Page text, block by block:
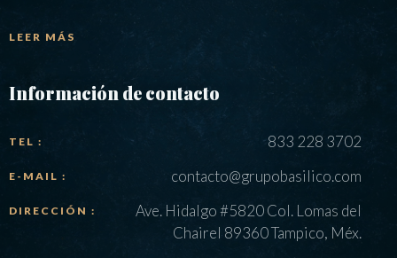
LEER MÁS
Información de contacto
TEL : 833 228 3702
E-MAIL : contacto@grupobasilico.com
DIRECCIÓN :
Ave. Hidalgo #5820 Col. Lomas del
Chairel 89360 Tampico, Méx.